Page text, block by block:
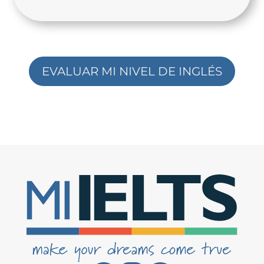
EVALUAR MI NIVEL DE INGLÉS